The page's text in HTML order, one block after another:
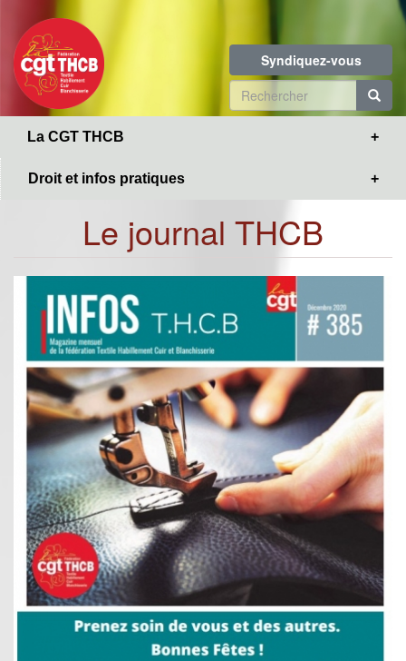
contenu
principal
Syndiquez-vous
Formulaire
de
La CGT THCB
Droit et infos pratiques
Le journal THCB